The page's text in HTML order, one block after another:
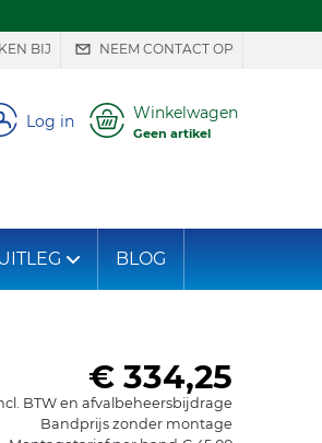
BIJ NEEM CONTACT OP
Log in Winkelwagen
Geen artikel
BLOG
€ 334,25
BTW en afvalbeheersbijdrage
Bandprijs zonder montage